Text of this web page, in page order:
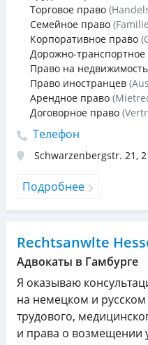
Торговое право
Семейное право
Корпоративное право
Дорожно-транспортное
Право на недвижимость
Право иностранцев
Арендное право
Договорное право
Телефон
Schwarzenbergstr. 21,
Подробнее
Rechtsanwlte
Адвокаты в Гамбурге
Я оказываю
на немецком и русском
трудового,
и права о возмещении